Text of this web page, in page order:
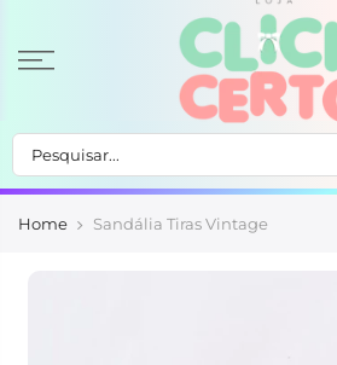
Home Sandália Tiras Vintage